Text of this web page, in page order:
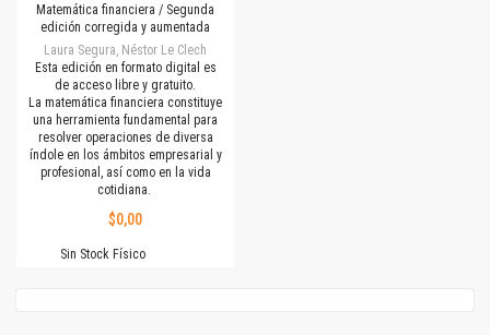
Matemática financiera / Segunda
edición corregida y aumentada
Laura Segura, Néstor Le Clech
Esta edición en formato digital es
de acceso libre y gratuito.
La matemática financiera constituye
una herramienta fundamental para
resolver operaciones de diversa
índole en los ámbitos empresarial y
profesional, así como en la vida
cotidiana.
$0,00
Sin Stock Físico